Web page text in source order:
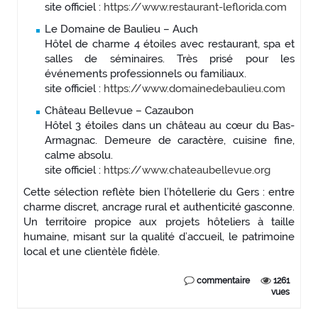
site officiel : https://www.restaurant-leflorida.com
Le Domaine de Baulieu – Auch
Hôtel de charme 4 étoiles avec restaurant, spa et
salles de séminaires. Très prisé pour les
événements professionnels ou familiaux.
site officiel : https://www.domainedebaulieu.com
Château Bellevue – Cazaubon
Hôtel 3 étoiles dans un château au cœur du Bas-
Armagnac. Demeure de caractère, cuisine fine,
calme absolu.
site officiel : https://www.chateaubellevue.org
Cette sélection reflète bien l’hôtellerie du Gers : entre
charme discret, ancrage rural et authenticité gasconne.
Un territoire propice aux projets hôteliers à taille
humaine, misant sur la qualité d’accueil, le patrimoine
local et une clientèle fidèle.
commentaire
1261
vues